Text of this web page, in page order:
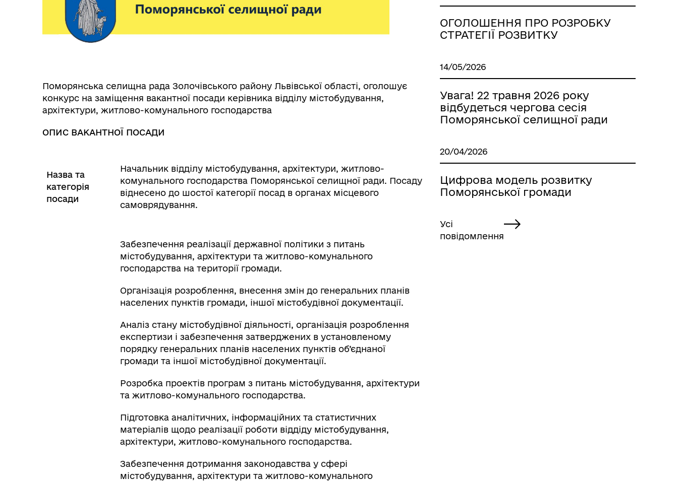
Поморянська селищна рада Золочівського району Львівської області, оголошує
конкурс на заміщення вакантної посади керівника відділу містобудування,
архітектури, житлово-комунального господарства
ОПИС ВАКАНТНОЇ ПОСАДИ
Назва та
категорія
посади
Начальник відділу містобудування, архітектури, житлово-
комунального господарства Поморянської селищної ради. Посаду
віднесено до шостої категорії посад в органах місцевого
самоврядування.
Забезпечення реалізації державної політики з питань
містобудування, архітектури та житлово-комунального
господарства на території громади.
Організація розроблення, внесення змін до генеральних планів
населених пунктів громади, іншої містобудівної документації.
Аналіз стану містобудівної діяльності, організація розроблення
експертизи і забезпечення затверджених в установленому
порядку генеральних планів населених пунктів об’єднаної
громади та іншої містобудівної документації.
Розробка проектів програм з питань містобудування, архітектури
та житлово-комунального господарства.
Підготовка аналітичних, інформаційних та статистичних
матеріалів щодо реалізації роботи віддіду містобудування,
архітектури, житлово-комунального господарства.
Забезпечення дотримання законодавства у сфері
містобудування, архітектури та житлово-комунального
ОГОЛОШЕННЯ ПРО РОЗРОБКУ
СТРАТЕГІЇ РОЗВИТКУ
14/05/2026
Увага! 22 травня 2026 року
відбудеться чергова сесія
Поморянської селищної ради
20/04/2026
Цифрова модель розвитку
Поморянської громади
Усі
повідомлення